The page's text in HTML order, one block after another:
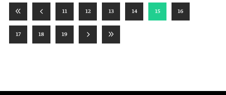
11 12 13 14 15 16
17 18 19